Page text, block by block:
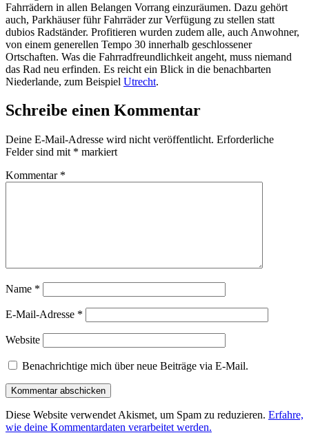
Fahrrädern in allen Belangen Vorrang einzuräumen. Dazu gehört
auch, Parkhäuser führ Fahrräder zur Verfügung zu stellen statt
dubios Radständer. Profitieren wurden zudem alle, auch Anwohner,
von einem generellen Tempo 30 innerhalb geschlossener
Ortschaften. Was die Fahrradfreundlichkeit angeht, muss niemand
das Rad neu erfinden. Es reicht ein Blick in die benachbarten
Niederlande, zum Beispiel Utrecht.
Schreibe einen Kommentar
Deine E-Mail-Adresse wird nicht veröffentlicht. Erforderliche
Felder sind mit * markiert
Kommentar *
Name *
E-Mail-Adresse *
Website
Benachrichtige mich über neue Beiträge via E-Mail.
Diese Website verwendet Akismet, um Spam zu reduzieren. Erfahre,
wie deine Kommentardaten verarbeitet werden.